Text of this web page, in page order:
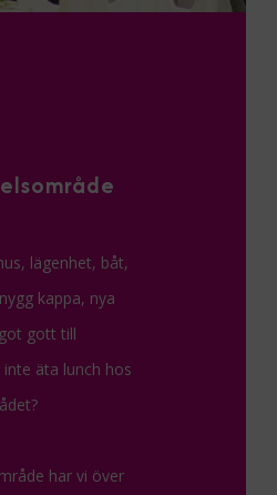
lägenhet, båt,
kappa, nya
gott till
äta lunch hos
har vi över